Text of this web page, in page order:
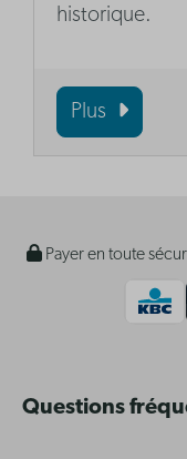
historique.
Plus
Payer en toute
Questions